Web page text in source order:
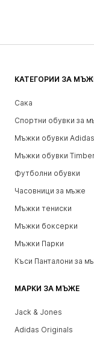
КАТЕГОРИИ ЗА
Сака
Спортни обувки за
Мъжки обувки
Мъжки обувки
Футболни обувки
Часовници за мъже
Мъжки тениски
Мъжки боксерки
Мъжки Парки
Къси Панталони за
МАРКИ ЗА МЪЖЕ
Jack & Jones
Adidas Originals